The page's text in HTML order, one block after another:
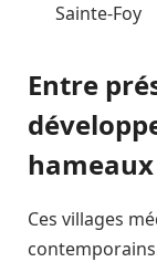
Sainte-Foy
Entre
hameaux
Ces villages